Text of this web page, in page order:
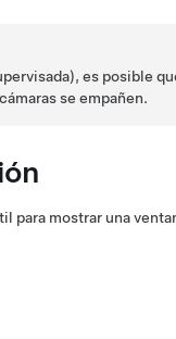
, es posible
se empañen.
para mostrar una